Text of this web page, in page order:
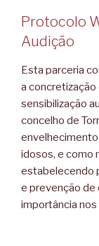
Protocolo
Audição
Esta parceria
a concretização
sensibilização
concelho de
idosos, e como
estabelecendo
e prevenção de
importância